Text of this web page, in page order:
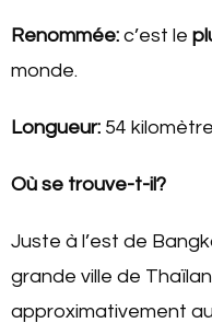
Renommée: c’est le
monde.
Longueur: 54
Où se trouve-t-il?
Juste à l’est de
grande ville de
approximativement